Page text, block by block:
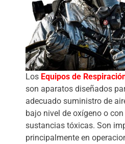
Los Equipos de
son aparatos diseñados
adecuado suministro de
bajo nivel de oxígeno o
sustancias tóxicas. Son
principalmente en